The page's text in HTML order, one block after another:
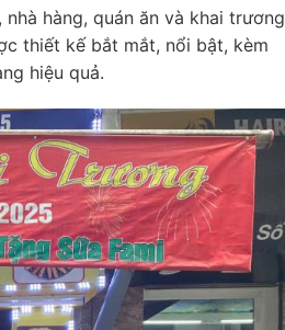
hàng, quán ăn và khai trương
thiết kế bắt mắt, nổi bật, kèm
hiệu quả.